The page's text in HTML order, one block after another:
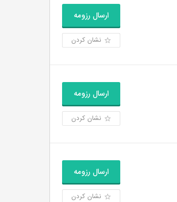
ارسال رزومه
نشان کردن
ارسال رزومه
نشان کردن
ارسال رزومه
نشان کردن